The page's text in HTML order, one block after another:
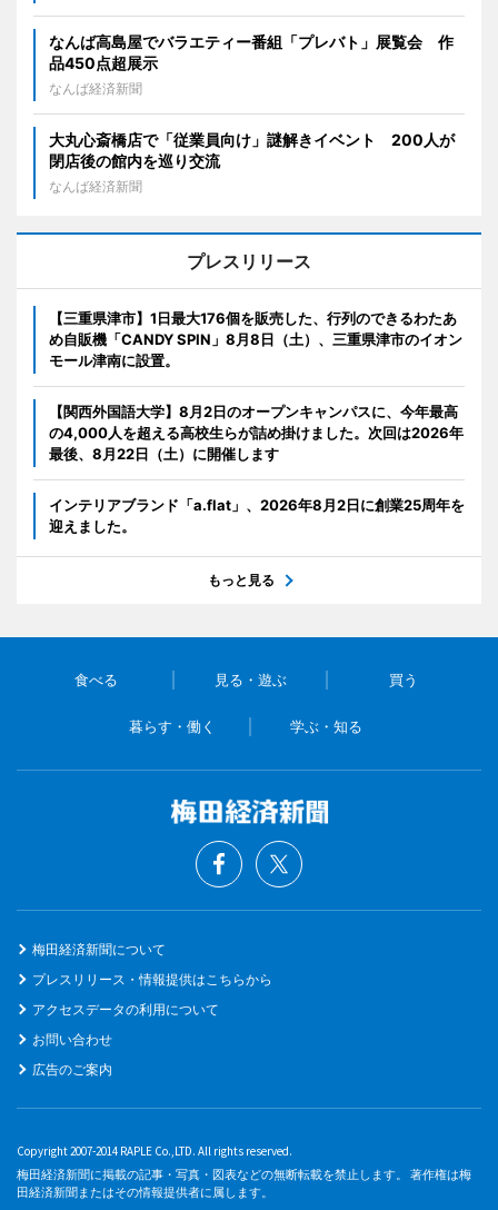
なんば高島屋でバラエティー番組「プレバト」展覧会 作
品450点超展示
なんば経済新聞
大丸心斎橋店で「従業員向け」謎解きイベント 200人が
閉店後の館内を巡り交流
なんば経済新聞
プレスリリース
【三重県津市】1日最大176個を販売した、行列のできるわたあ
め自販機「CANDY SPIN」8月8日（土）、三重県津市のイオン
モール津南に設置。
【関西外国語大学】8月2日のオープンキャンパスに、今年最高
の4,000人を超える高校生らが詰め掛けました。次回は2026年
最後、8月22日（土）に開催します
インテリアブランド「a.flat」、2026年8月2日に創業25周年を
迎えました。
もっと見る
食べる 見る・遊ぶ 買う
暮らす・働く 学ぶ・知る
梅田経済新聞について
プレスリリース・情報提供はこちらから
アクセスデータの利用について
お問い合わせ
広告のご案内
Copyright 2007-2014 RAPLE Co.,LTD. All rights reserved.
梅田経済新聞に掲載の記事・写真・図表などの無断転載を禁止します。 著作権は梅
田経済新聞またはその情報提供者に属します。